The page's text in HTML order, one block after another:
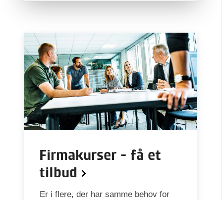
Firmakurser - få et
tilbud
Er i flere, der har samme behov for